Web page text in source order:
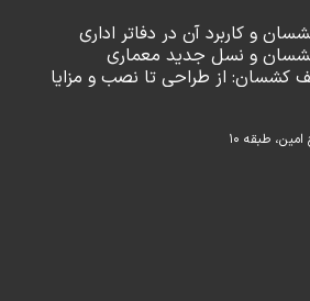
و کاربرد آن در دفاتر اداری
و نسل جدید معماری
کشسان: از طراحی تا نصب و مزایا
طبقه ۱۰